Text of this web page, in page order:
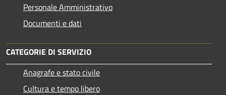
Personale Amministrativo
Documenti e dati
CATEGORIE DI SERVIZIO
Anagrafe e stato civile
Cultura e tempo libero